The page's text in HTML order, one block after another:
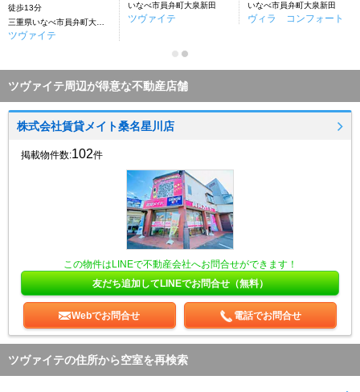
徒歩13分
ツヴァイテ
いなべ市員弁町大泉新田
ツヴァイテ
いなべ市員弁町大泉新田
ヴィラ コンフォート
ツヴァイテ周辺が得意な不動産店舗
株式会社賃貸メイト桑名星川店
掲載物件数:102件
この物件はLINEで不動産会社へお問合せができます！
友だち追加してLINEでお問合せ（無料）
Webでお問合せ 電話でお問合せ
ツヴァイテの住所から空室を再検索